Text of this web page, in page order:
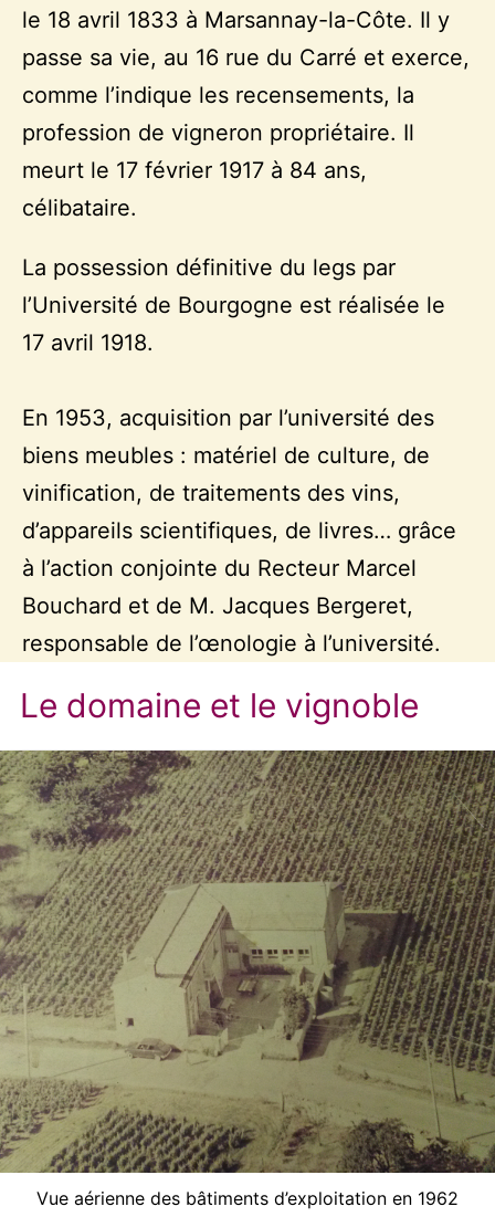
le 18 avril 1833 à Marsannay-la-Côte. Il y
passe sa vie, au 16 rue du Carré et exerce,
comme l’indique les recensements, la
profession de vigneron propriétaire. Il
meurt le 17 février 1917 à 84 ans,
célibataire.
La possession définitive du legs par
l’Université de Bourgogne est réalisée le
17 avril 1918.
En 1953, acquisition par l’université des
biens meubles : matériel de culture, de
vinification, de traitements des vins,
d’appareils scientifiques, de livres… grâce
à l’action conjointe du Recteur Marcel
Bouchard et de M. Jacques Bergeret,
responsable de l’œnologie à l’université.
Le domaine et le vignoble
Vue aérienne des bâtiments d’exploitation en 1962